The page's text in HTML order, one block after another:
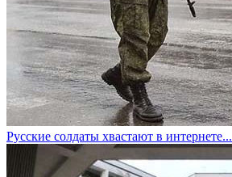
Русские солдаты хвастают в интернете...